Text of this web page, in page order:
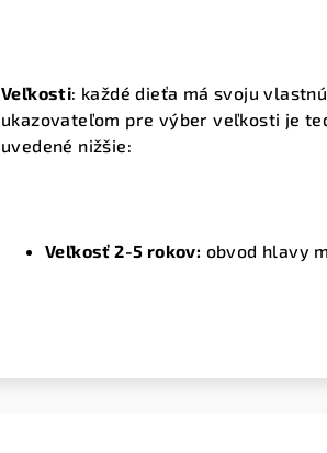
Veľkosti: každé dieťa má svoju
ukazovateľom pre výber veľkosti je
uvedené nižšie:
Veľkosť 2-5 rokov: obvod hlavy